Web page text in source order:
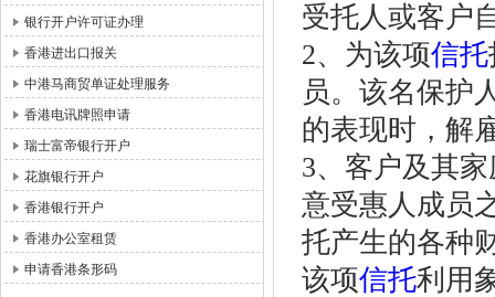
银行开户许可证办理
香港进出口报关
中港马商贸单证处理服务
香港电讯牌照申请
瑞士富帝银行开户
花旗银行开户
香港银行开户
香港办公室租赁
申请香港条形码
受托人或客户
2、为该项信托
员。该名保护
的表现时，解
3、客户及其
意受惠人成员
托产生的各种
该项信托利用